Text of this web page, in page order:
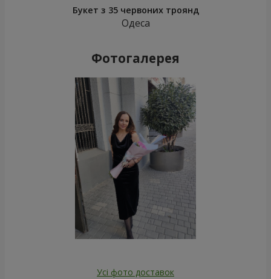
Букет з 35 червоних троянд
Одеса
Фотогалерея
Усі фото доставок